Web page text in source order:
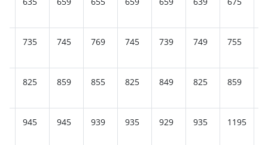
735 745 769 745 739 749 755
825 859 855 825 849 825 859
945 945 939 935 929 935 1195